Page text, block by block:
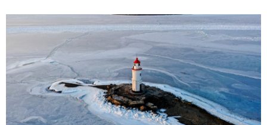
Barbaros Denizcilik Kulübü ve 5.kariyer günü programı